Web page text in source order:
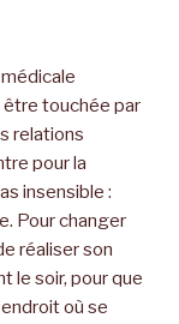
être touchée par
relations
pour la
insensible :
Pour changer
réaliser son
le soir, pour que
où se